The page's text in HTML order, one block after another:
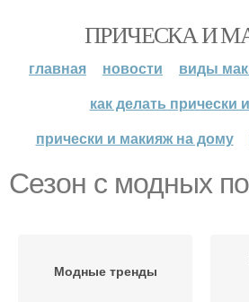
ПРИЧЕСКА И
главная новости
виды
как делать прически
прически и макияж на дому
Сезон с модных
Модные тренды